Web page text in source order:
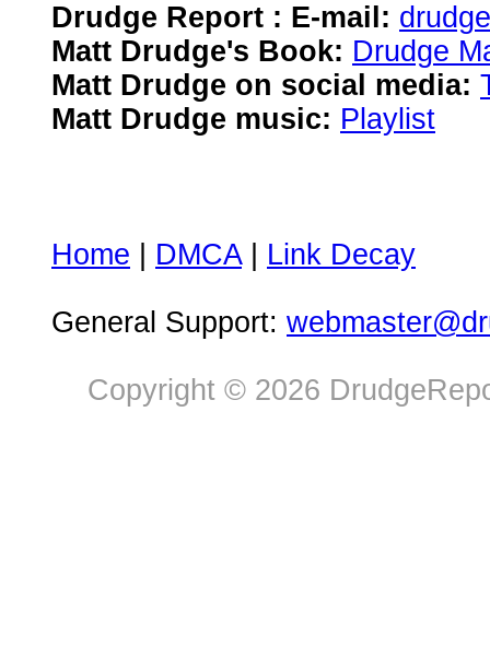
Drudge Report : E-mail:
Matt Drudge's Book: Drudge
Matt Drudge on social media:
Matt Drudge music: Playlist
Home DMCA| Link Decay
General Support:
Copyright © 2026